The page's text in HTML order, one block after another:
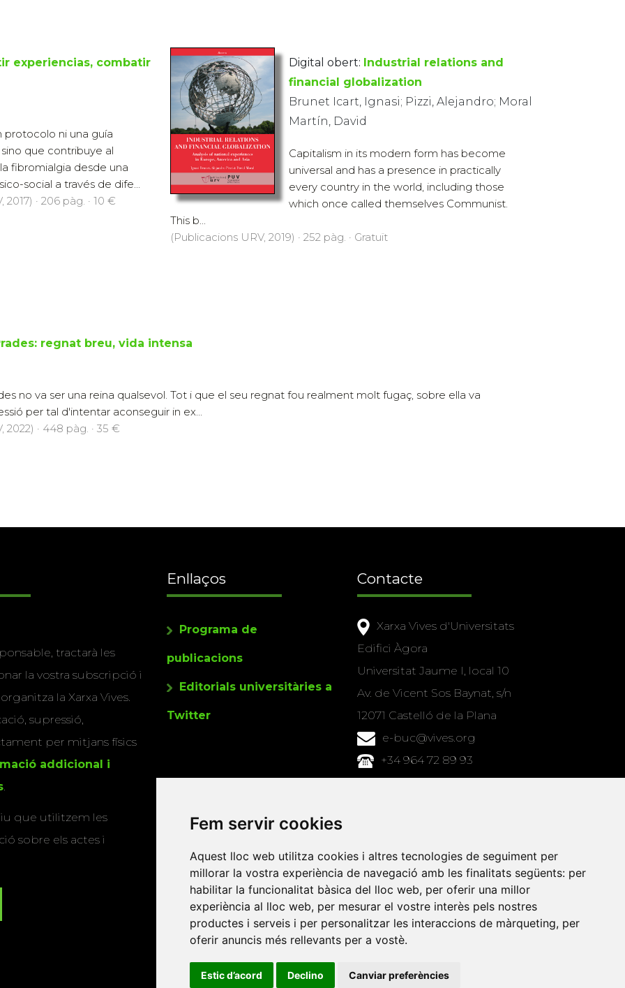
Fem servir cookies
Aquest lloc web utilitza cookies i altres tecnologies de seguiment per
millorar la vostra experiència de navegació amb les finalitats següents: per
habilitar la funcionalitat bàsica del lloc web, per oferir una millor
experiència al lloc web, per mesurar el vostre interès pels nostres
productes i serveis i per personalitzar les interaccions de màrqueting, per
oferir anuncis més rellevants per a vostè.
Estic d’acord Declino Canviar preferències
experiencias, combatir
protocolo ni una guía
que contribuye al
fibromialgia desde una
social a través de dife...
· 206 pàg. · 10 €
Digital obert: Industrial relations and
financial globalization
Brunet Icart, Ignasi; Pizzi, Alejandro; Moral
Martín, David
Capitalism in its modern form has become
universal and has a presence in practically
every country in the world, including those
which once called themselves Communist.
This b...
(Publicacions URV, 2019) · 252 pàg. · Gratuït
regnat breu, vida intensa
no va ser una reina qualsevol. Tot i que el seu regnat fou realment molt fugaç, sobre ella va
per tal d'intentar aconseguir in ex...
2022) · 448 pàg. · 35 €
tractarà les
la vostra subscripció i
la Xarxa Vives.
supressió,
per mitjans físics
addicional i
.
que utilitzem les
sobre els actes i
Enllaços
Programa de
publicacions
Editorials universitàries a
Twitter
Contacte
Xarxa Vives d'Universitats
Edifici Àgora
Universitat Jaume I, local 10
Av. de Vicent Sos Baynat, s/n
12071 Castelló de la Plana
e-buc@vives.org
+34 964 72 89 93